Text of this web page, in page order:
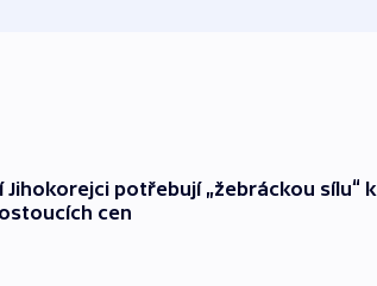
Jihokorejci potřebují „žebráckou sílu“ k
cen